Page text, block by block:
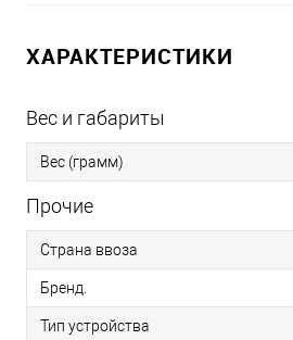
ХАРАКТЕРИСТИКИ
Вес и габариты
Вес (грамм)
Прочие
Страна ввоза
Бренд.
Тип устройства